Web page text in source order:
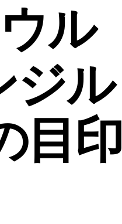
ル
ジル
目印